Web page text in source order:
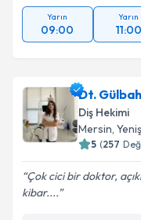
Yarın
09:00
Yarın
11:00
Dt.
Diş Hekimi
Mersin,
5 (257
Çok cici bir doktor,
kibar....